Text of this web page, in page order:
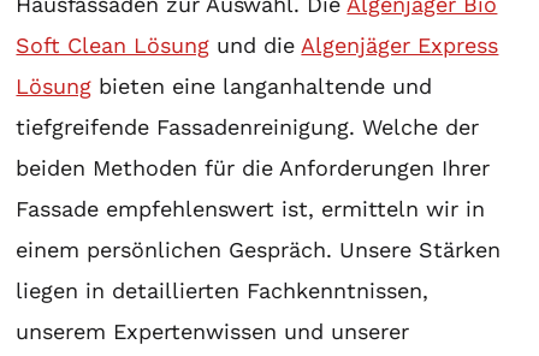
Soft Clean Lösung und die Algenjäger Express
Lösung bieten eine langanhaltende und
tiefgreifende Fassadenreinigung. Welche der
beiden Methoden für die Anforderungen Ihrer
Fassade empfehlenswert ist, ermitteln wir in
einem persönlichen Gespräch. Unsere Stärken
liegen in detaillierten Fachkenntnissen,
unserem Expertenwissen und unserer